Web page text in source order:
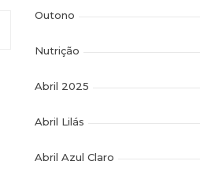
Outono
Nutrição
Abril 2025
Abril Lilás
Abril Azul Claro